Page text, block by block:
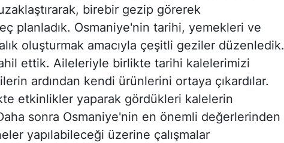
birebir gezip görerek
planladık. Osmaniye'nin tarihi, yemekleri ve
oluşturmak amacıyla çeşitli geziler düzenledik.
ettik. Aileleriyle birlikte tarihi kalelerimizi
ardından kendi ürünlerini ortaya çıkardılar.
etkinlikler yaparak gördükleri kalelerin
sonra Osmaniye'nin en önemli değerlerinden
yapılabileceği üzerine çalışmalar